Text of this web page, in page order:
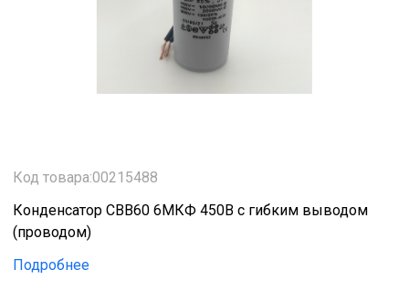
Код товара:00215488
Конденсатор CBB60 6МКФ 450В с гибким выводом
(проводом)
Подробнее